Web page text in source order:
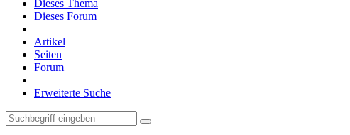
Dieses Thema
Dieses Forum
Artikel
Seiten
Forum
Erweiterte Suche